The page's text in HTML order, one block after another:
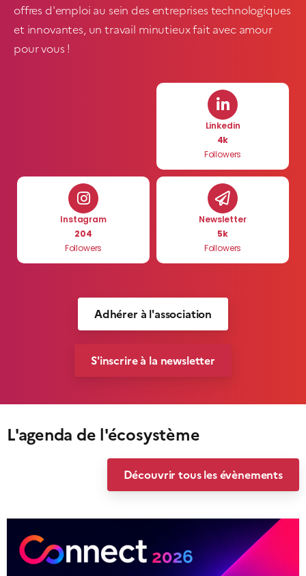
offres d'emploi au sein des entreprises technologiques
et innovantes, un travail minutieux fait avec amour
pour vous !
Linkedin
4k
Followers
Instagram
204
Followers
Newsletter
5k
Followers
Adhérer à l'association
S'inscrire à la newsletter
L'agenda de l'écosystème
Découvrir tous les évènements